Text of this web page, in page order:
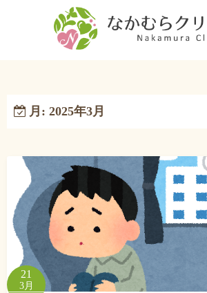
月: 2025年3月
21
3月